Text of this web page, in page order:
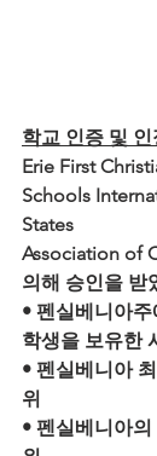
학교 인증 및 인
Erie First
Schools
States
Association of
의해 승인을 받
• 펜실베니아
학생을 보유한
• 펜실베니아
위
• 펜실베니아